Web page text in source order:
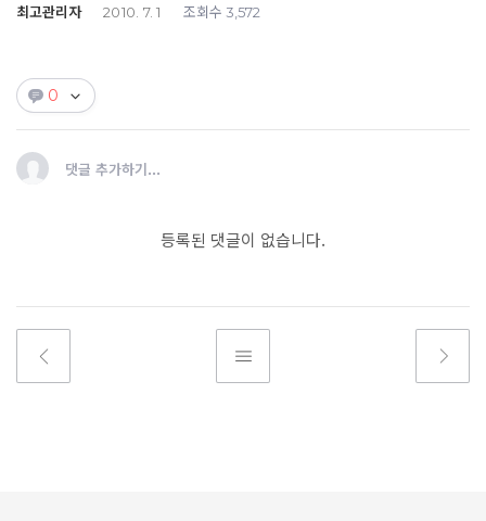
최고관리자 2010. 7. 1 조회수 3,572
0
댓글 추가하기...
등록된 댓글이 없습니다.